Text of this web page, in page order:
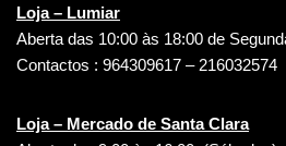
Loja – Lumiar
Aberta das 10:00 às 18:00 de
Contactos : 964309617 – 216032574
Loja – Mercado de Santa Clara